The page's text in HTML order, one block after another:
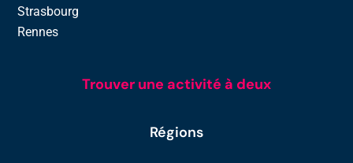
Strasbourg
Rennes
Trouver une activité à deux
Régions